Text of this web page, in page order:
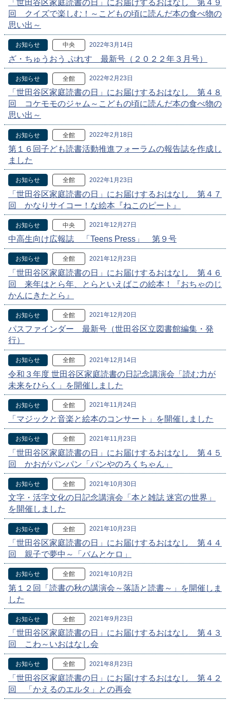
「世田谷区家庭読書の日」にお届けするおはなし 第４９
回 クイズで楽しむ！～こどもの頃に読んだ本の食べ物の
思い出～
お知らせ 中央 2022年3月14日
ざ・ちゅうおう ぷれす 最新号（２０２２年３月号）
お知らせ 全館 2022年2月23日
「世田谷区家庭読書の日」にお届けするおはなし 第４８
回 コケモモのジャム～こどもの頃に読んだ本の食べ物の
思い出～
お知らせ 全館 2022年2月18日
第１６回子ども読書活動推進フォーラムの報告誌を作成し
ました
お知らせ 全館 2022年1月23日
「世田谷区家庭読書の日」にお届けするおはなし 第４７
回 かなりサイコー！な絵本『ねこのピート』
お知らせ 中央 2021年12月27日
中高生向け広報誌 「Teens Press」 第９号
お知らせ 全館 2021年12月23日
「世田谷区家庭読書の日」にお届けするおはなし 第４６
回 来年はとら年、とらといえばこの絵本！『おちゃのじ
かんにきたとら』
お知らせ 全館 2021年12月20日
パスファインダー 最新号（世田谷区立図書館編集・発
行）
お知らせ 全館 2021年12月14日
令和３年度 世田谷区家庭読書の日記念講演会「読む力が
未来をひらく」を開催しました
お知らせ 全館 2021年11月24日
「マジックと音楽と絵本のコンサート」を開催しました
お知らせ 全館 2021年11月23日
「世田谷区家庭読書の日」にお届けするおはなし 第４５
回 かおがパンパン「パンやのろくちゃん」
お知らせ 全館 2021年10月30日
文字・活字文化の日記念講演会「本と雑誌 迷宮の世界」
を開催しました
お知らせ 全館 2021年10月23日
「世田谷区家庭読書の日」にお届けするおはなし 第４４
回 親子で夢中～「バムとケロ」
お知らせ 全館 2021年10月2日
第１２回「読書の秋の講演会～落語と読書～」を開催しま
した
お知らせ 全館 2021年9月23日
「世田谷区家庭読書の日」にお届けするおはなし 第４３
回 こわ～いおはなし会
お知らせ 全館 2021年8月23日
「世田谷区家庭読書の日」にお届けするおはなし 第４２
回 「かえるのエルタ」との再会